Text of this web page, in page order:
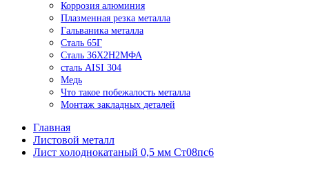
Коррозия алюминия
Плазменная резка металла
Гальваника металла
Сталь 65Г
Сталь 36Х2Н2МФА
сталь AISI 304
Медь
Что такое побежалость металла
Монтаж закладных деталей
Главная
Листовой металл
Лист холоднокатаный 0,5 мм Ст08пс6